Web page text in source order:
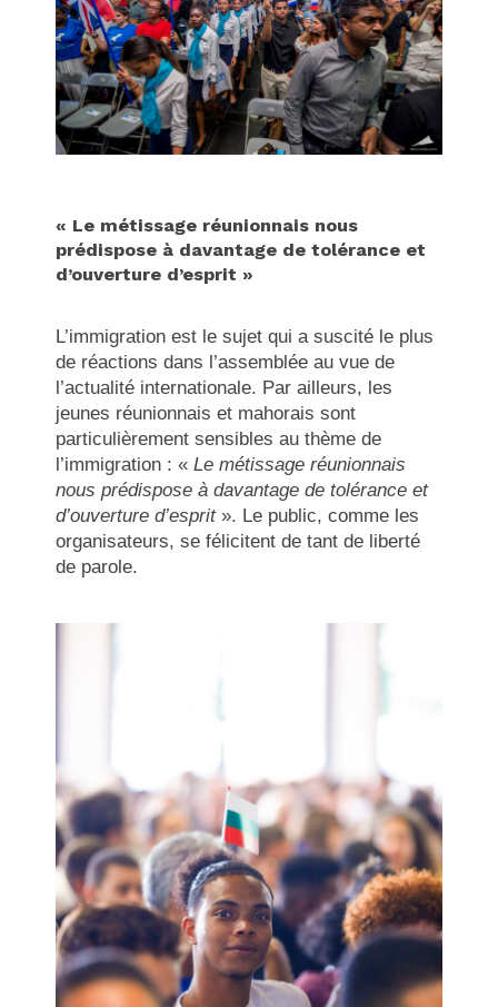
« Le métissage réunionnais nous
prédispose à davantage de tolérance et
d’ouverture d’esprit »
L’immigration est le sujet qui a suscité le plus
de réactions dans l’assemblée au vue de
l’actualité internationale. Par ailleurs, les
jeunes réunionnais et mahorais sont
particulièrement sensibles au thème de
l’immigration : «Le métissage réunionnais
nous prédispose à davantage de tolérance et
d’ouverture d’esprit». Le public, comme les
organisateurs, se félicitent de tant de liberté
de parole.